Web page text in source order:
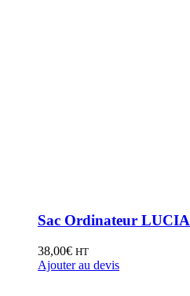
Sac Ordinateur LUCIA
38,00€ HT
Ajouter au devis